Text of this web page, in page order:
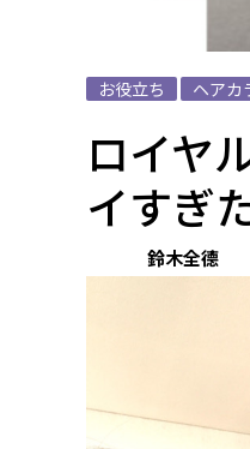
お役立ち ヘアカ
ロイヤ
イすぎ
鈴木全德